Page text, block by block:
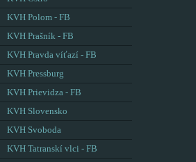
KVH Polom - FB
KVH Prašník - FB
KVH Pravda víťazí - FB
KVH Pressburg
KVH Prievidza - FB
KVH Slovensko
KVH Svoboda
KVH Tatranskí vlci - FB